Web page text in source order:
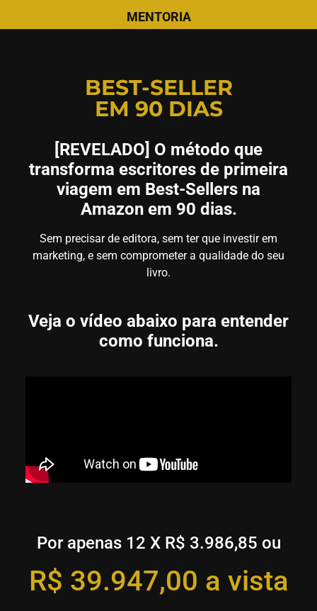
MENTORIA
BEST-SELLER
EM 90 DIAS
[REVELADO] O método que
transforma escritores de primeira
viagem em Best-Sellers na
Amazon em 90 dias.
Sem precisar de editora, sem ter que investir em
marketing, e sem comprometer a qualidade do seu
livro.
Veja o vídeo abaixo para entender
como funciona.
Por apenas 12 X R$ 3.986,85 ou
R$ 39.947,00 a vista